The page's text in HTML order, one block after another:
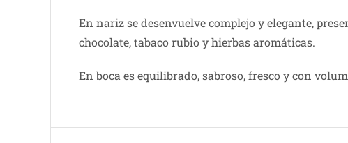
En nariz se desenvuelve complejo y elegante,
chocolate, tabaco rubio y hierbas aromáticas.
En boca es equilibrado, sabroso, fresco y con